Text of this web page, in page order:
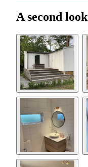
A second look